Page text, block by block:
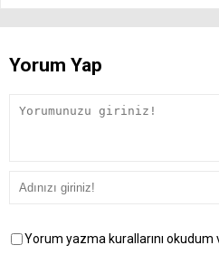
Yorum Yap
Yorum yazma kurallarını okudum